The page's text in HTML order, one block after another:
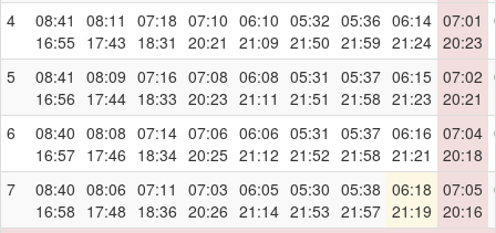
4
08:41
16:55
08:11
17:43
07:18
18:31
07:10
20:21
06:10
21:09
05:32
21:50
05:36
21:59
06:14
21:24
07:01
20:23
5
08:41
16:56
08:09
17:44
07:16
18:33
07:08
20:23
06:08
21:11
05:31
21:51
05:37
21:58
06:15
21:23
07:02
20:21
6
08:40
16:57
08:08
17:46
07:14
18:34
07:06
20:25
06:06
21:12
05:31
21:52
05:37
21:58
06:16
21:21
07:04
20:18
7
08:40
16:58
08:06
17:48
07:11
18:36
07:03
20:26
06:05
21:14
05:30
21:53
05:38
21:57
06:18
21:19
07:05
20:16